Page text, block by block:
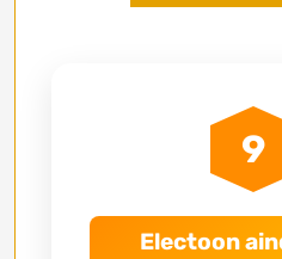
9
Electoon